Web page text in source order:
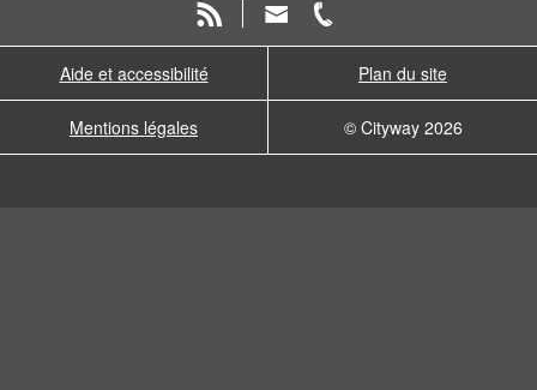
Aide et accessibilité Plan du site
Mentions légales © Cityway 2026